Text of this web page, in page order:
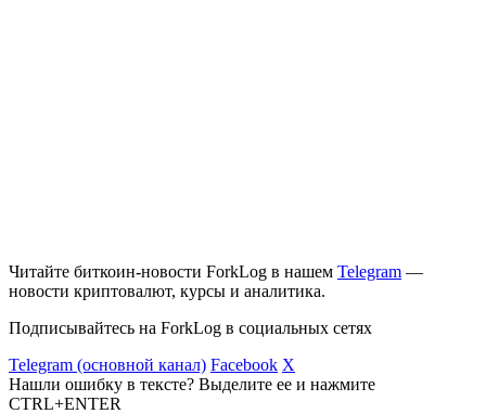
Читайте биткоин-новости ForkLog в нашем Telegram —
новости криптовалют, курсы и аналитика.
Подписывайтесь на ForkLog в социальных сетях
Telegram (основной канал) Facebook X
Нашли ошибку в тексте? Выделите ее и нажмите
CTRL+ENTER